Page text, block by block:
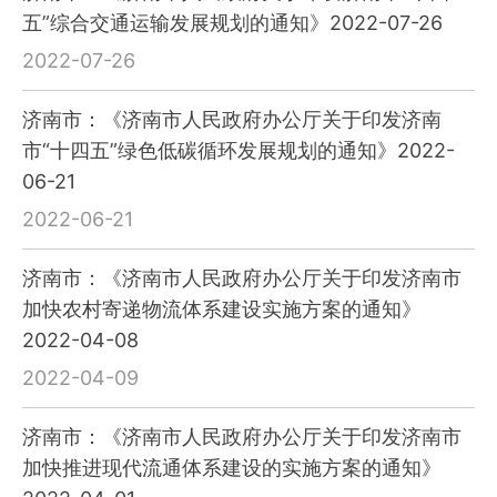
五”综合交通运输发展规划的通知》2022-07-26
2022-07-26
济南市：《济南市人民政府办公厅关于印发济南
市“十四五”绿色低碳循环发展规划的通知》2022-
06-21
2022-06-21
济南市：《济南市人民政府办公厅关于印发济南市
加快农村寄递物流体系建设实施方案的通知》
2022-04-08
2022-04-09
济南市：《济南市人民政府办公厅关于印发济南市
加快推进现代流通体系建设的实施方案的通知》